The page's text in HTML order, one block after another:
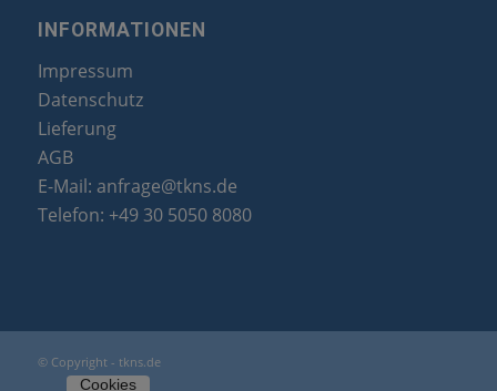
INFORMATIONEN
Impressum
Datenschutz
Lieferung
AGB
E-Mail: anfrage@tkns.de
Telefon: +49 30 5050 8080
© Copyright - tkns.de
Cookies